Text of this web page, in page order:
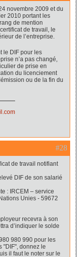
novembre 2009 et du
2010 portant les
de mention
de travail, le
de l’entreprise.
le DIF pour les
n’a pas changé,
de prise en
du licenciement
ou de la fin du
#28
de travail notifiant
DIF de son salarié
: IRCEM – service
Unies - 59672
recevra à son
d’indiquer le solde
980 990 pour les
"DIF", donnez le
il faut le noter sur le